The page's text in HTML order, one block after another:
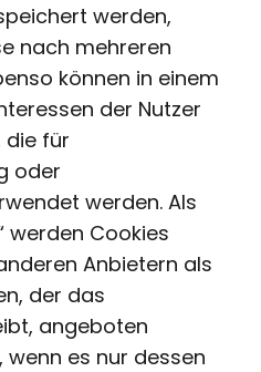
werden,
nach mehreren
können in einem
der Nutzer
die für
oder
werden. Als
werden Cookies
Anbietern als
der das
angeboten
es nur dessen